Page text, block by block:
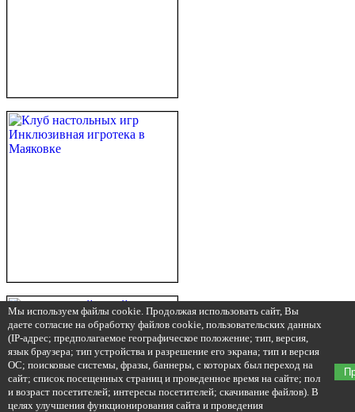
Мы используем файлы cookie. Продолжая использовать сайт, Вы
даете согласие на обработку файлов cookie, пользовательских данных
(IP-адрес; предполагаемое географическое положение; тип, версия,
язык браузера; тип устройства и разрешение его экрана; тип и версия
ОС; поисковые системы, фразы, баннеры, с которых был переход на
сайт; список посещенных страниц и проведенное время на сайте; пол
и возраст посетителей; интересы посетителей; скачивание файлов). В
целях улучшения функционирования сайта и проведения